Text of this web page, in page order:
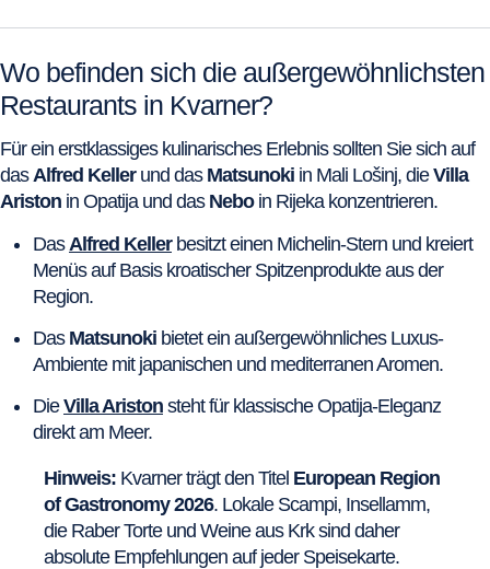
Wo befinden sich die außergewöhnlichsten
Restaurants in Kvarner?
Für ein erstklassiges kulinarisches Erlebnis sollten Sie sich auf
dasAlfred Kellerund das Matsunoki in Mali Lošinj, dieVilla
Ariston in Opatija und das Neboin Rijeka konzentrieren.
Das Alfred Kellerbesitzt einen Michelin-Stern und kreiert
Menüs auf Basis kroatischer Spitzenprodukte aus der
Region.
Das Matsunoki bietet ein außergewöhnliches Luxus-
Ambiente mit japanischen und mediterranen Aromen.
DieVilla Ariston steht für klassische Opatija-Eleganz
direkt am Meer.
Hinweis: Kvarner trägt den Titel European Region
of Gastronomy 2026. Lokale Scampi, Insellamm,
die Raber Torte und Weine aus Krk sind daher
absolute Empfehlungen auf jeder Speisekarte.